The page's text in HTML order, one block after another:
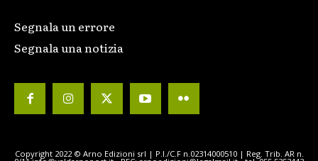
Segnala un errore
Segnala una notizia
Copyright 2022 © Arno Edizioni srl | P.I./C.F n.02314000510 | Reg. Trib. AR n.